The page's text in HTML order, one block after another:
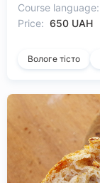
Course language:
Price: 650 UAH
Вологе тісто